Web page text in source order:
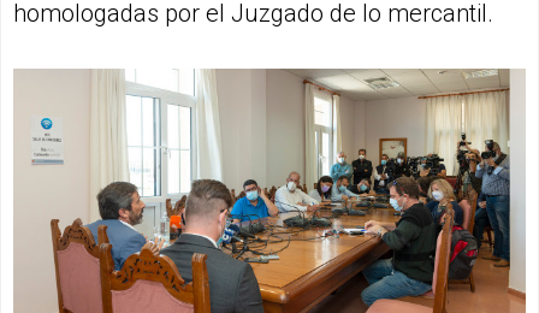
homologadas por el Juzgado de lo mercantil.